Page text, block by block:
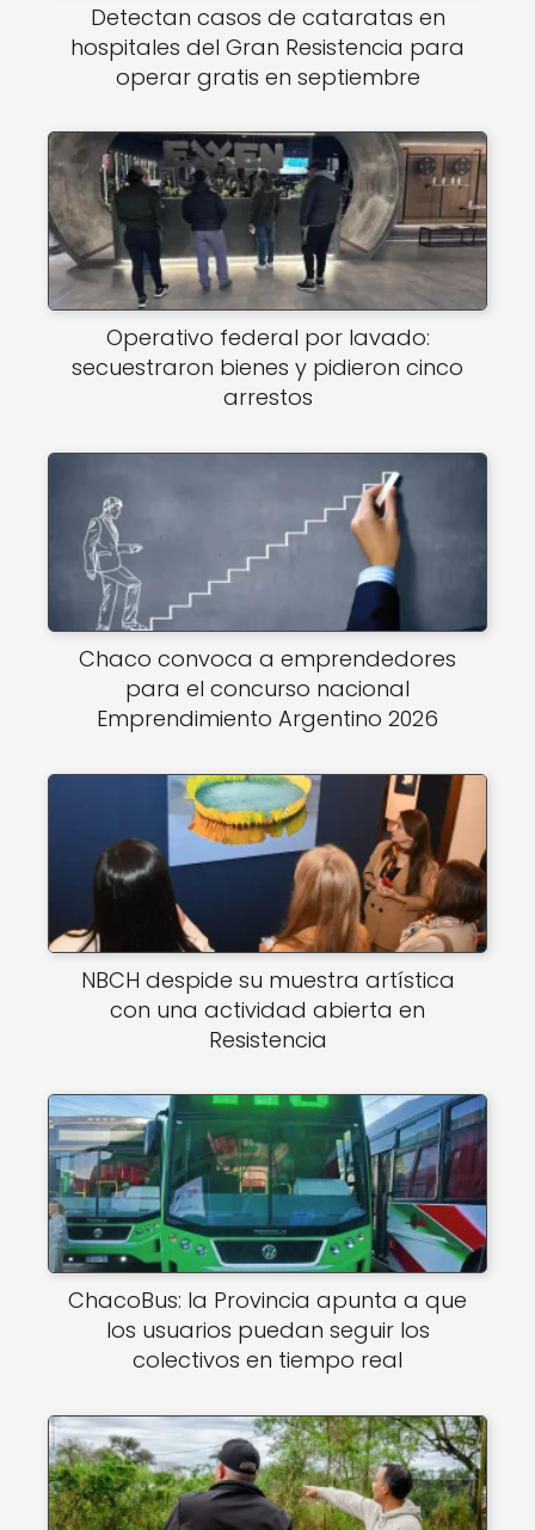
Detectan casos de cataratas en
hospitales del Gran Resistencia para
operar gratis en septiembre
Operativo federal por lavado:
secuestraron bienes y pidieron cinco
arrestos
Chaco convoca a emprendedores
para el concurso nacional
Emprendimiento Argentino 2026
NBCH despide su muestra artística
con una actividad abierta en
Resistencia
ChacoBus: la Provincia apunta a que
los usuarios puedan seguir los
colectivos en tiempo real